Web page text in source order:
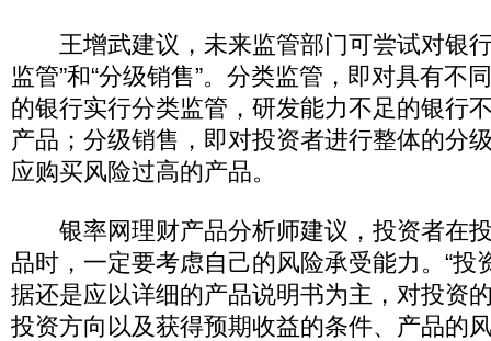
王增武建议，未来监管部门可尝试对银行
监管”和“分级销售”。分类监管，即对具有不
的银行实行分类监管，研发能力不足的银行
产品；分级销售，即对投资者进行整体的分
应购买风险过高的产品。
银率网理财产品分析师建议，投资者在
品时，一定要考虑自己的风险承受能力。“投
据还是应以详细的产品说明书为主，对投资
投资方向以及获得预期收益的条件、产品的